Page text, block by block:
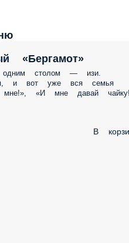
«Бергамот»
одним столом — изи.
и вот уже вся семья
«И мне давай
В